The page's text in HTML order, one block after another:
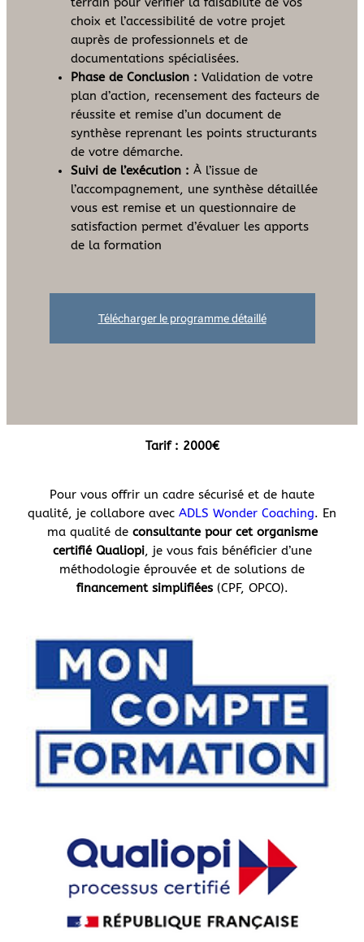
terrain pour vérifier la faisabilité de vos
choix et l’accessibilité de votre projet
auprès de professionnels et de
documentations spécialisées.
Phase de Conclusion : Validation de votre
plan d’action, recensement des facteurs de
réussite et remise d’un document de
synthèse reprenant les points structurants
de votre démarche.
Suivi de l’exécution : À l’issue de
l’accompagnement, une synthèse détaillée
vous est remise et un questionnaire de
satisfaction permet d’évaluer les apports
de la formation
Télécharger le programme détaillé
Tarif : 2000€
Pour vous offrir un cadre sécurisé et de haute
qualité, je collabore avec ADLS Wonder Coaching. En
ma qualité de consultante pour cet organisme
certifié Qualiopi, je vous fais bénéficier d’une
méthodologie éprouvée et de solutions de
financement simplifiées(CPF, OPCO).